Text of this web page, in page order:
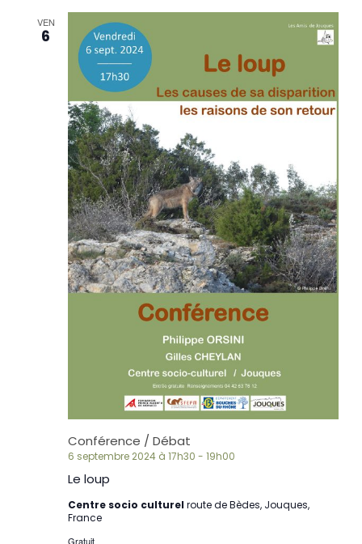
VEN
6
Conférence / Débat
Le loup
6 septembre 2024 à 17h30 - 19h00
Centre socio culturel route de Bèdes, Jouques,
France
Gratuit